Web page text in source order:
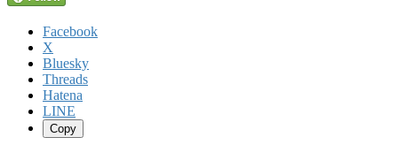
Facebook
X
Bluesky
Threads
Hatena
LINE
Copy